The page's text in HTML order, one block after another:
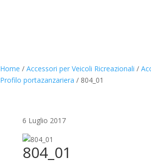
Home / Accessori per Veicoli Ricreazionali /
Profilo portazanzariera / 804_01
6 Luglio 2017
804_01